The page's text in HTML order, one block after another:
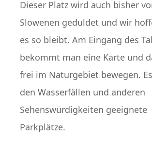
Dieser Platz wird auch bisher
Slowenen geduldet und wir
es so bleibt. Am Eingang des
bekommt man eine Karte und
frei im Naturgebiet bewegen.
den Wasserfällen und anderen
Sehenswürdigkeiten geeignete
Parkplätze.